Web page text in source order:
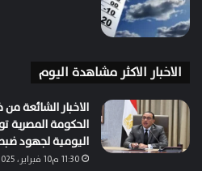
الاخبار الاكثر مشاهدة اليوم
الاخبار الشائعة
الحكومة المصرية
اليومية لجهود
11:30 م10 فبراير، 2025